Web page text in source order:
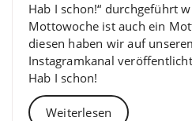
Hab I schon!“ durchgeführt
Mottowoche ist auch ein
diesen haben wir auf
Instagramkanal
Hab I schon!
Weiterlesen